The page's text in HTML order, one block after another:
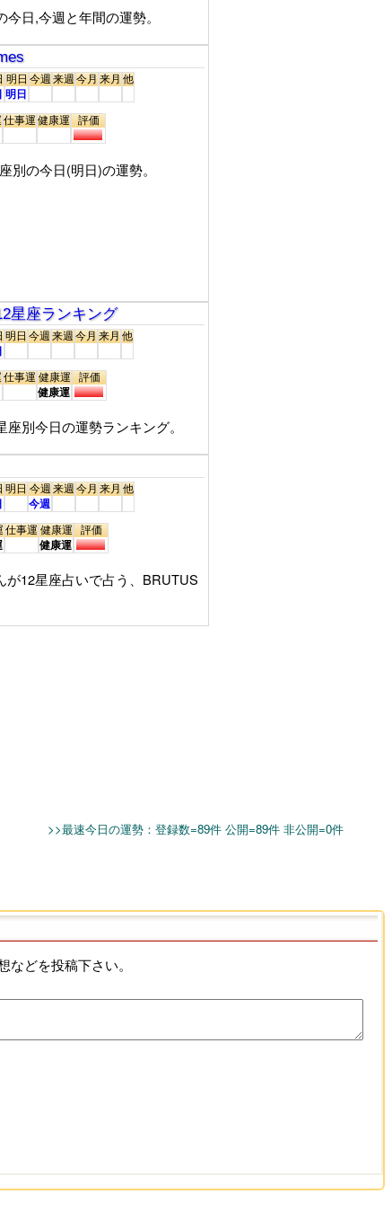
日,今週と年間の運勢。
明日
明日
今週来週今月来月他
仕事運健康運 評価
別の今日(明日)の運勢。
星座ランキング
明日今週来週今月来月他
仕事運健康運
健康運
評価
別今日の運勢ランキング。
明日今週
今週
来週今月来月他
仕事運健康運
健康運
評価
12星座占いで占う、BRUTUS
>>最速今日の運勢：登録数=89件 公開=89件 非公開=0件
どを投稿下さい。